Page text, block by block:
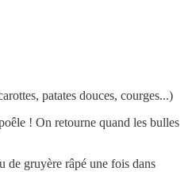
patates douces, courges...)
! On retourne quand les bulles
de gruyère râpé une fois dans